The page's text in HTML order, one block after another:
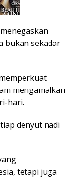
bukan sekadar
mengamalkan
hari.
denyut nadi
tetapi juga